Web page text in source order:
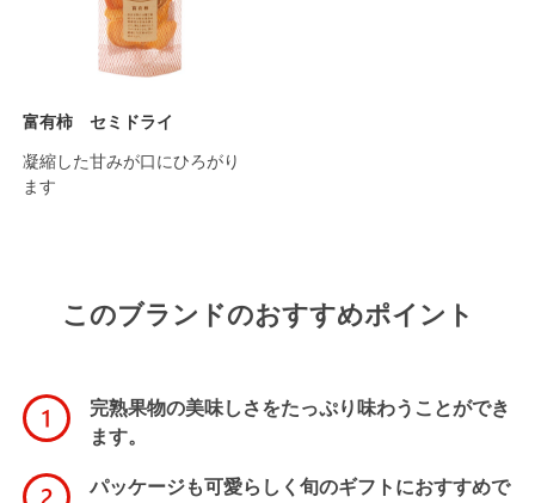
凝縮した甘みが口にひろがり
ます
富有柿 セミドライ
このブランドのおすすめポイント
完熟果物の美味しさをたっぷり味わうことができ
ます。
パッケージも可愛らしく旬のギフトにおすすめで